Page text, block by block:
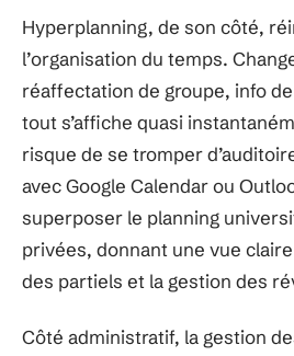
Hyperplanning, de son côté,
l’organisation du temps.
réaffectation de groupe, info
tout s’affiche quasi
risque de se tromper
avec Google Calendar ou
superposer le planning
privées, donnant une vue
des partiels et la gestion des
Côté administratif, la gestion